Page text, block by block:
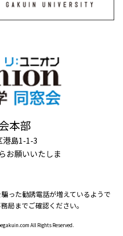
本部
港島1-1-3
お願いいたしま
った勧誘電話が増えているようで
局までご確認ください。
All Rights Reserved.